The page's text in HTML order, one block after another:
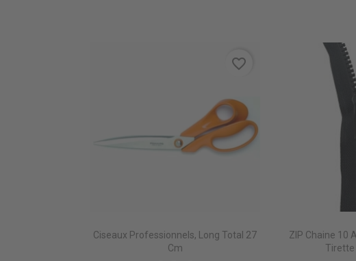
Ciseaux Professionnels, Long Total 27
Cm
favorite_border
ZIP Chaine 10
Tirette